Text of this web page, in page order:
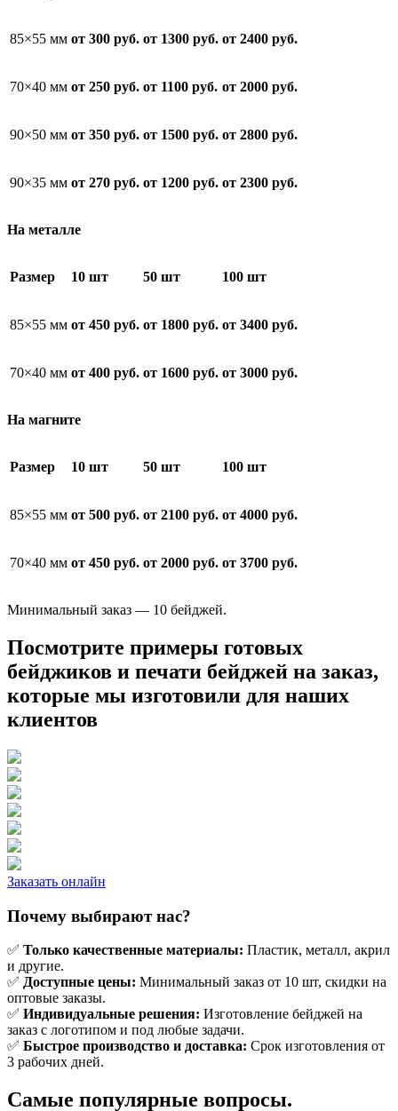
85×55 мм от 300 руб. от 1300 руб. от 2400 руб.
70×40 мм от 250 руб. от 1100 руб. от 2000 руб.
90×50 мм от 350 руб. от 1500 руб. от 2800 руб.
90×35 мм от 270 руб. от 1200 руб. от 2300 руб.
На металле
Размер 10 шт 50 шт 100 шт
85×55 мм от 450 руб. от 1800 руб. от 3400 руб.
70×40 мм от 400 руб. от 1600 руб. от 3000 руб.
На магните
Размер 10 шт 50 шт 100 шт
85×55 мм от 500 руб. от 2100 руб. от 4000 руб.
70×40 мм от 450 руб. от 2000 руб. от 3700 руб.
Минимальный заказ — 10 бейджей.
Посмотрите примеры готовых
бейджиков и печати бейджей на заказ,
которые мы изготовили для наших
клиентов
Заказать онлайн
Почему выбирают нас?
✅ Только качественные материалы: Пластик, металл, акрил
и другие.
✅ Доступные цены: Минимальный заказ от 10 шт, скидки на
оптовые заказы.
✅ Индивидуальные решения: Изготовление бейджей на
заказ с логотипом и под любые задачи.
✅ Быстрое производство и доставка: Срок изготовления от
3 рабочих дней.
Самые популярные вопросы.